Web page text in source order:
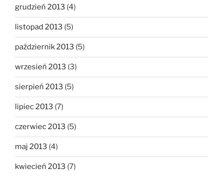
grudzień 2013 (4)
listopad 2013 (5)
październik 2013 (5)
wrzesień 2013 (3)
sierpień 2013 (5)
lipiec 2013 (7)
czerwiec 2013 (5)
maj 2013 (4)
kwiecień 2013 (7)